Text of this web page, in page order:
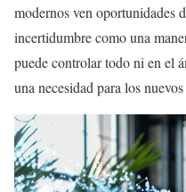
modernos ven oportunidades
incertidumbre como una
puede controlar todo ni en el
una necesidad para los